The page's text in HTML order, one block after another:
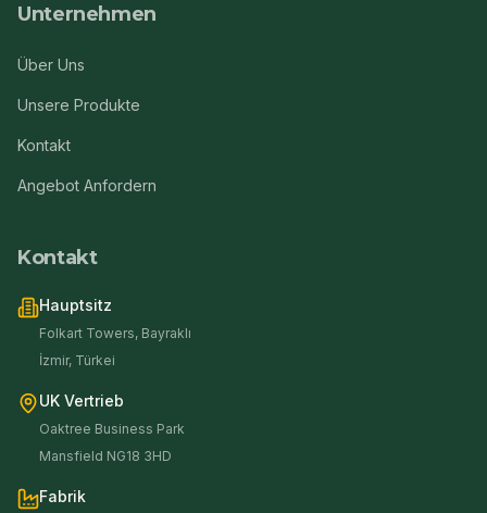
Unternehmen
Über Uns
Unsere Produkte
Kontakt
Angebot Anfordern
Kontakt
Hauptsitz
Folkart Towers, Bayraklı
İzmir, Türkei
UK Vertrieb
Oaktree Business Park
Mansfield NG18 3HD
Fabrik